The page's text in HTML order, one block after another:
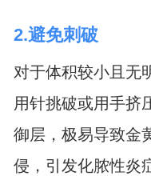
2.避免刺破
对于体积较小且无
用针挑破或用手挤
御层，极易导致金
侵，引发化脓性炎